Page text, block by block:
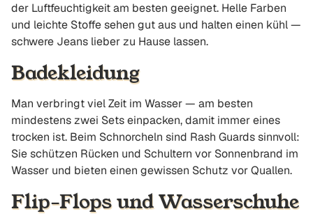
der Luftfeuchtigkeit am besten geeignet. Helle Farben
und leichte Stoffe sehen gut aus und halten einen kühl —
schwere Jeans lieber zu Hause lassen.
Badekleidung
Man verbringt viel Zeit im Wasser — am besten
mindestens zwei Sets einpacken, damit immer eines
trocken ist. Beim Schnorcheln sind Rash Guards sinnvoll:
Sie schützen Rücken und Schultern vor Sonnenbrand im
Wasser und bieten einen gewissen Schutz vor Quallen.
Flip-Flops und Wasserschuhe